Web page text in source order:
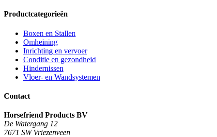
Productcategorieën
Boxen en Stallen
Omheining
Inrichting en vervoer
Conditie en gezondheid
Hindernissen
Vloer- en Wandsystemen
Contact
Horsefriend Products BV
De Watergang 12
7671 SW Vriezenveen